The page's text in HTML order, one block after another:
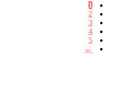
1
2
3
4
5
←